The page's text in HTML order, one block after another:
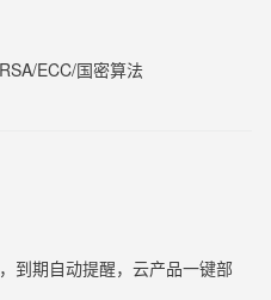
ECC/国密算法
到期自动提醒，云产品一键部